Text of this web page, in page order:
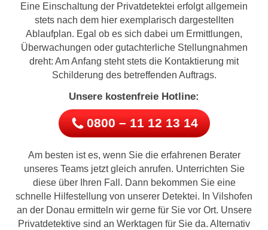
Eine Einschaltung der Privatdetektei erfolgt allgemein
stets nach dem hier exemplarisch dargestellten
Ablaufplan. Egal ob es sich dabei um Ermittlungen,
Überwachungen oder gutachterliche Stellungnahmen
dreht: Am Anfang steht stets die Kontaktierung mit
Schilderung des betreffenden Auftrags.
Unsere kostenfreie Hotline:
0800 – 11 12 13 14
Am besten ist es, wenn Sie die erfahrenen Berater
unseres Teams jetzt gleich anrufen. Unterrichten Sie
diese über Ihren Fall. Dann bekommen Sie eine
schnelle Hilfestellung von unserer Detektei. In Vilshofen
an der Donau ermitteln wir gerne für Sie vor Ort. Unsere
Privatdetektive sind an Werktagen für Sie da. Alternativ